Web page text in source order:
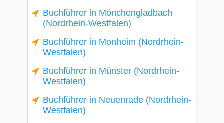
Buchführer in Mönchengladbach
(Nordrhein-Westfalen)
Buchführer in Monheim (Nordrhein-
Westfalen)
Buchführer in Münster (Nordrhein-
Westfalen)
Buchführer in Neuenrade (Nordrhein-
Westfalen)